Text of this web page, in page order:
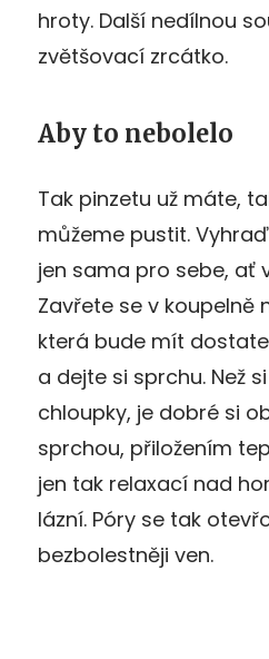
hroty. Další nedílnou
zvětšovací zrcátko.
Aby to nebolelo
Tak pinzetu už máte,
můžeme pustit.
jen sama pro sebe, ať
Zavřete se v koupelně
která bude mít
a dejte si sprchu. Než
chloupky, je dobré si
sprchou, přiložením
jen tak relaxací nad
lázní. Póry se tak
bezbolestněji ven.